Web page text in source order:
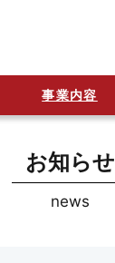
事業内容
お知らせ
news